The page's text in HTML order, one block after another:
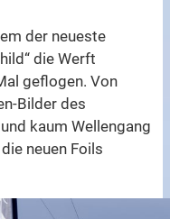
der neueste
die Werft
geflogen. Von
Bilder des
kaum Wellengang
neuen Foils